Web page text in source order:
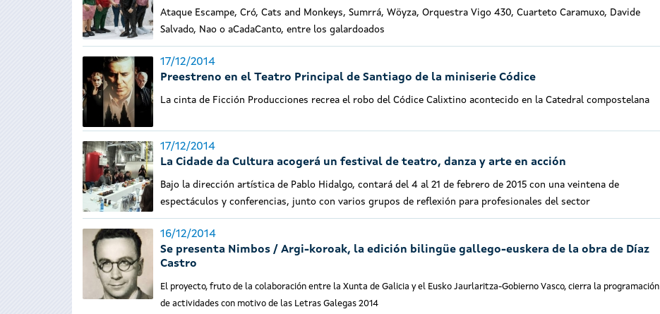
Ataque Escampe, Cró, Cats and Monkeys, Sumrrá, Wöyza, Orquestra Vigo 430, Cuarteto Caramuxo, Davide
Salvado, Nao o aCadaCanto, entre los galardoados
17/12/2014
Preestreno en el Teatro Principal de Santiago de la miniserie Códice
La cinta de Ficción Producciones recrea el robo del Códice Calixtino acontecido en la Catedral compostelana
17/12/2014
La Cidade da Cultura acogerá un festival de teatro, danza y arte en acción
Bajo la dirección artística de Pablo Hidalgo, contará del 4 al 21 de febrero de 2015 con una veintena de
espectáculos y conferencias, junto con varios grupos de reflexión para profesionales del sector
16/12/2014
Se presenta Nimbos / Argi-koroak, la edición bilingüe gallego-euskera de la obra de Díaz
Castro
El proyecto, fruto de la colaboración entre la Xunta de Galicia y el Eusko Jaurlaritza-Gobierno Vasco, cierra la programación
de actividades con motivo de las Letras Galegas 2014